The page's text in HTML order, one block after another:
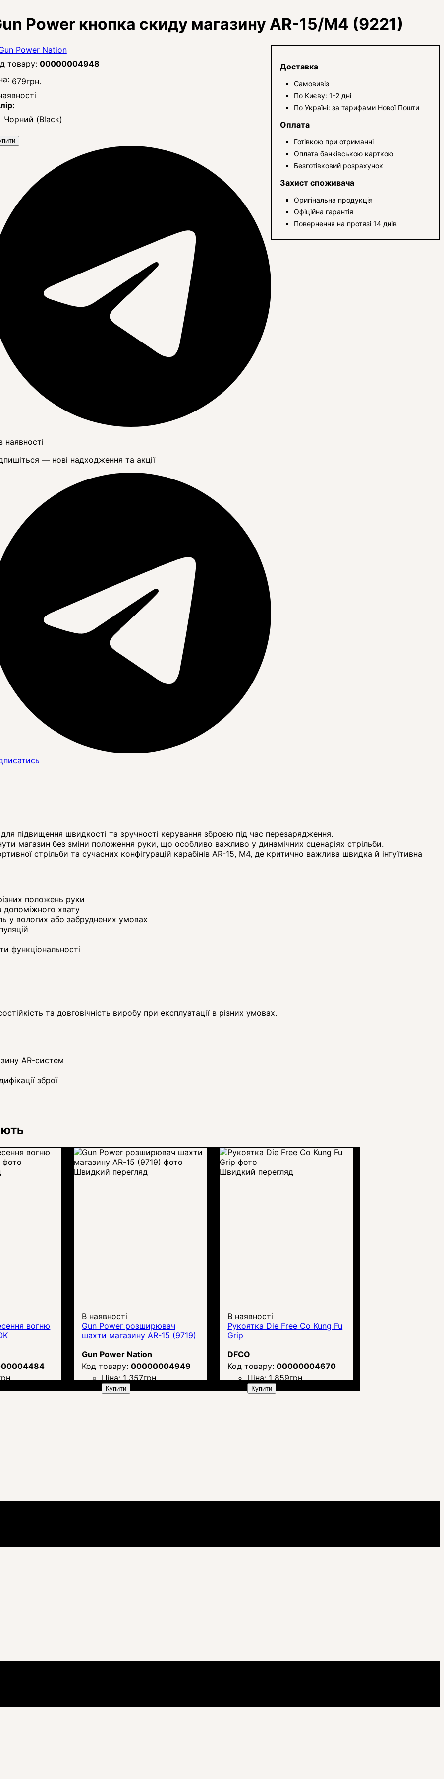
Power кнопка скиду магазину AR-15/М4 (9221)
00000004948
679грн.
Чорний (Black)
наявності
— нові надходження та акції
Доставка
Самовивіз
По Києву: 1-2 дні
По Україні: за тарифами Нової Пошти
Оплата
Готівкою при отриманні
Оплата банківською карткою
Безготівковий розрахунок
Захист споживача
Оригінальна продукція
Офіційна гарантія
Повернення на протязі 14 днів
підвищення швидкості та зручності керування зброєю під час перезарядження.
магазин без зміни положення руки, що особливо важливо у динамічних сценаріях стрільби.
стрільби та сучасних конфігурацій карабінів AR-15, М4, де критично важлива швидка й інтуїтивна
положень руки
допоміжного хвату
у вологих або забруднених умовах
функціональності
та довговічність виробу при експлуатації в різних умовах.
AR-систем
зброї
вогню
Швидкий перегляд
В наявності
Gun Power розширювач
шахти магазину AR-15 (9719)
Gun Power Nation
00000004949
Ціна: 1 357грн.
Купити
Швидкий перегляд
В наявності
Рукоятка Die Free Co Kung Fu
Grip
DFCO
00000004670
Ціна: 1 859грн.
Купити